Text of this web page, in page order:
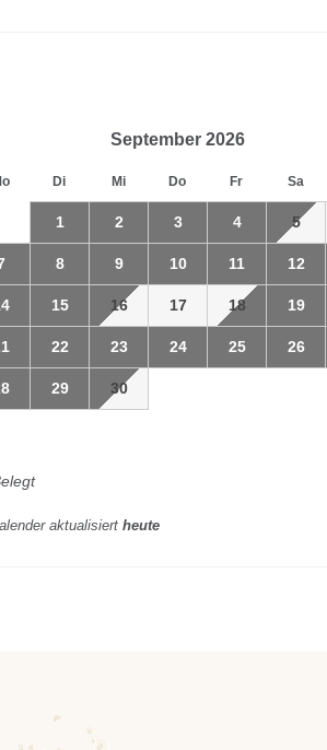
September 2026
Di Mi Do Fr Sa
1 2 3 4 5
8 9 10 11 12
15 16 17 18 19
22 23 24 25 26
29 30
aktualisiert heute